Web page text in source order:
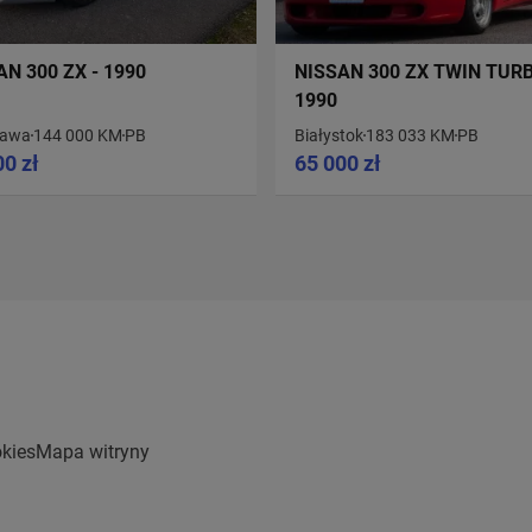
300 ZX - 1990
144 000 KM PB
zł
NISSAN 300 ZX TWIN
1990
Białystok183 033 KM PB
65 000 zł
Mapa witryny